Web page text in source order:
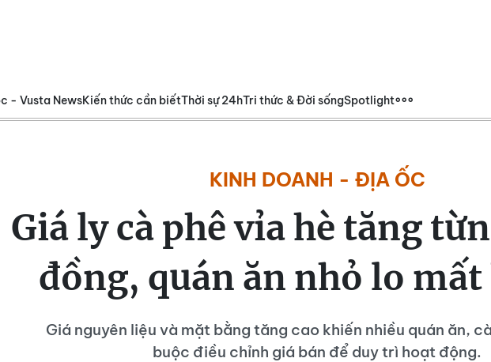
- Vusta NewsKiến thức cần biếtThời sự 24hTri thức & Đời sốngSpotlight
KINH DOANH - ĐỊA ỐC
Giá ly cà phê vỉa hè tăng
đồng, quán ăn nhỏ lo
Giá nguyên liệu và mặt bằng tăng cao khiến nhiều quán ăn,
buộc điều chỉnh giá bán để duy trì hoạt động.